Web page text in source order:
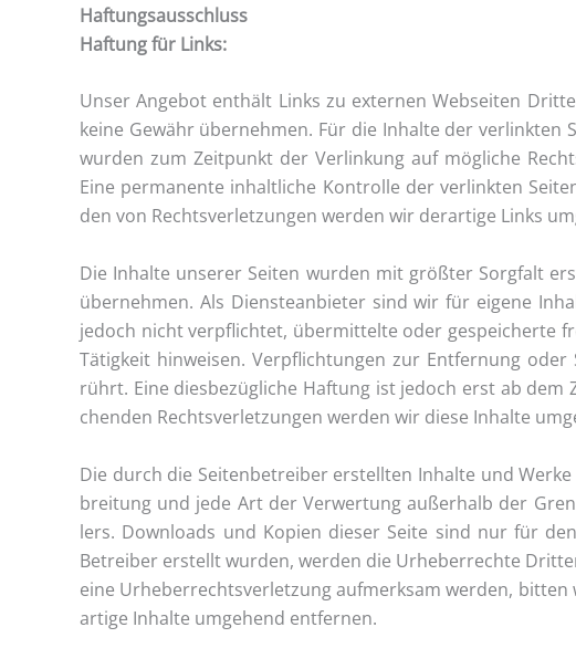
Haf­tungs­aus­schluss
Haf­tung für Links:
Unser Ange­bot ent­hält Links zu exter­nen Web­sei­ten
kei­ne Gewähr über­neh­men. Für die Inhal­te der
wur­den zum Zeit­punkt der Ver­lin­kung auf mög­li­che
Eine per­ma­nen­te inhalt­li­che Kon­trol­le der ver­link­ten
den von Rechts­ver­let­zun­gen wer­den wir der­ar­ti­ge Links
Die Inhal­te unse­rer Sei­ten wur­den mit größ­ter Sorg­falt
über­neh­men. Als Diens­te­an­bie­ter sind wir für eige­ne
jedoch nicht ver­pflich­tet, über­mit­tel­te oder gespei­cher­te
Tätig­keit hin­wei­sen. Ver­pflich­tun­gen zur Ent­fer­nung
rührt. Eine dies­be­züg­li­che Haf­tung ist jedoch erst ab
chen­den Rechts­ver­let­zun­gen wer­den wir die­se Inhal­te
Die durch die Sei­ten­be­trei­ber erstell­ten Inhal­te und
brei­tung und jede Art der Ver­wer­tung außer­halb der
lers. Down­loads und Kopien die­ser Sei­te sind nur für
Betrei­ber erstellt wur­den, wer­den die Urhe­ber­rech­te
eine Urhe­ber­rechts­ver­let­zung auf­merk­sam wer­den,
ar­ti­ge Inhal­te umge­hend entfernen.